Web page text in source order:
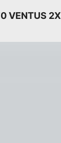
VENTUS 2X